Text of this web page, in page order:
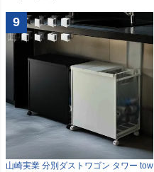
9
山崎実業 分別ダストワゴン タワー tow